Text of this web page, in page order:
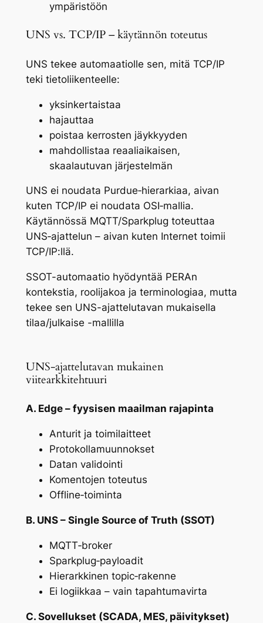
ympäristöön
UNS vs. TCP/IP – käytännön toteutus
UNS tekee automaatiolle sen, mitä TCP/IP
teki tietoliikenteelle:
yksinkertaistaa
hajauttaa
poistaa kerrosten jäykkyyden
mahdollistaa reaaliaikaisen,
skaalautuvan järjestelmän
UNS ei noudata Purdue‑hierarkiaa, aivan
kuten TCP/IP ei noudata OSI‑mallia.
Käytännössä MQTT/Sparkplug toteuttaa
UNS‑ajattelun – aivan kuten Internet toimii
TCP/IP:llä.
SSOT-automaatio hyödyntää PERAn
kontekstia, roolijakoa ja terminologiaa, mutta
tekee sen UNS-ajattelutavan mukaisella
tilaa/julkaise -mallilla
UNS-ajattelutavan mukainen
viitearkkitehtuuri
A. Edge – fyysisen maailman rajapinta
Anturit ja toimilaitteet
Protokollamuunnokset
Datan validointi
Komentojen toteutus
Offline‑toiminta
B. UNS – Single Source of Truth (SSOT)
MQTT‑broker
Sparkplug‑payloadit
Hierarkkinen topic‑rakenne
Ei logiikkaa – vain tapahtumavirta
C. Sovellukset (SCADA, MES, päivitykset)